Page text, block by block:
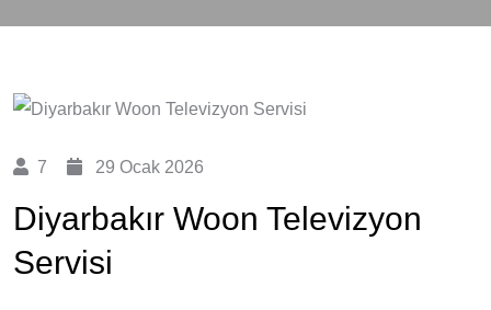
7 29 Ocak 2026
Diyarbakır Woon Televizyon
Servisi